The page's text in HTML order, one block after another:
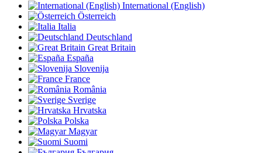
International (English)
Österreich
Italia
Deutschland
Great Britain
España
Slovenija
France
România
Sverige
Hrvatska
Polska
Magyar
Suomi